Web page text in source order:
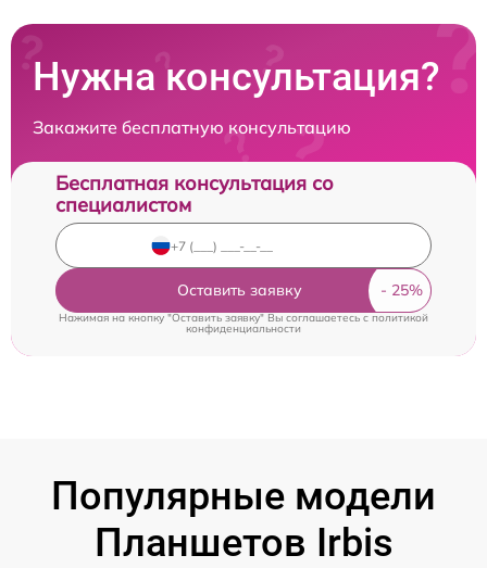
Нужна консультация?
Закажите бесплатную консультацию
Бесплатная консультация со
специалистом
Оставить заявку
Нажимая на кнопку "Оставить заявку" Вы соглашаетесь c политикой
конфиденциальности
Популярные модели
Планшетов Irbis